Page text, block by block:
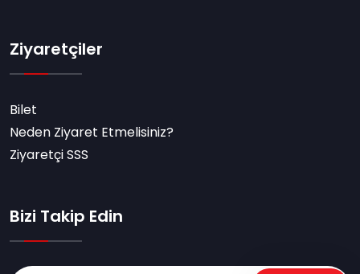
Ziyaretçiler
Bilet
Neden Ziyaret Etmelisiniz?
Ziyaretçi SSS
Bizi Takip Edin